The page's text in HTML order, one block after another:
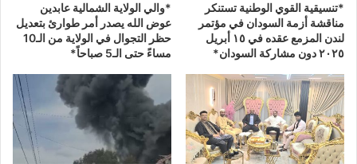
*تنسيقية القوي الوطنية تستنكر
مناقشة أزمة السودان في مؤتمر
لندن المزمع عقده في ١٥ أبريل
٢٠٢٥ دون مشاركة السودان*
*والي الولاية الشمالية عابدين
عوض الله يصدر أمر طوارئ بتعديل
حظر التجوال في الولاية من الـ10
مساءً حتى الـ5 صباحاً*